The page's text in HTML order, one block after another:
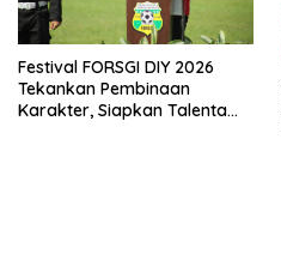
Festival FORSGI DIY 2026
Tekankan Pembinaan
Karakter, Siapkan Talenta